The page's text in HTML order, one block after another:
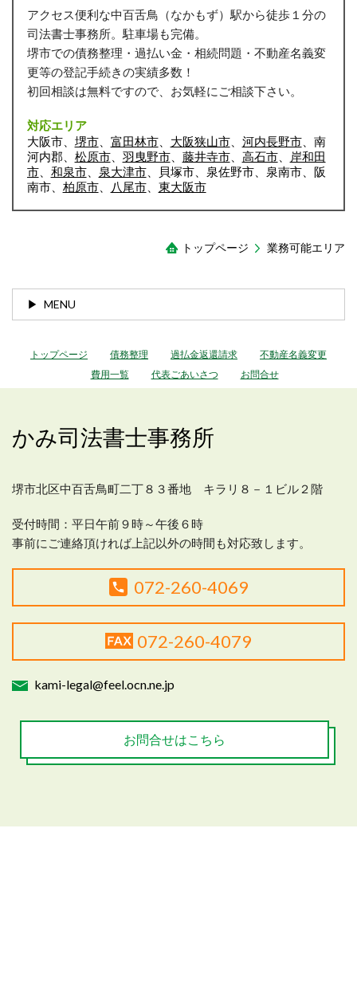
アクセス便利な中百舌鳥（なかもず）駅から徒歩１分の
司法書士事務所。駐車場も完備。
堺市での債務整理・過払い金・相続問題・不動産名義変
更等の登記手続きの実績多数！
初回相談は無料ですので、お気軽にご相談下さい。
対応エリア
大阪市、 堺市、 富田林市、 大阪狭山市、 河内長野市、南
河内郡、 松原市、 羽曳野市、 藤井寺市、 高石市、
岸和田
市、 和泉市、 泉大津市、貝塚市、泉佐野市、泉南市、阪
南市、 柏原市、 八尾市、 東大阪市
トップページ 業務可能エリア
MENU
トップページ 債務整理 過払金返還請求
不動産名義変更
費用一覧
代表ごあいさつ お問合せ
かみ司法書士事務所
堺市北区中百舌鳥町二丁８３番地 キラリ８－１ビル２階
受付時間：平日午前９時～午後６時
事前にご連絡頂ければ上記以外の時間も対応致します。
072-260-4069
072-260-4079
kami-legal@feel.ocn.ne.jp
お問合せはこちら